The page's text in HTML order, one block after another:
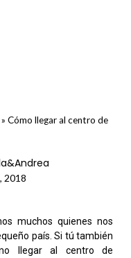
» Cómo llegar al centro de
2018
muchos quienes nos
país. Si tú también
llegar al centro de